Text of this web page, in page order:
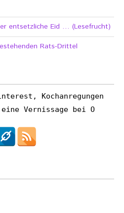
entsetzliche Eid … (Lesefrucht)
Rats-Drittel
Kochanregungen
Vernissage bei O